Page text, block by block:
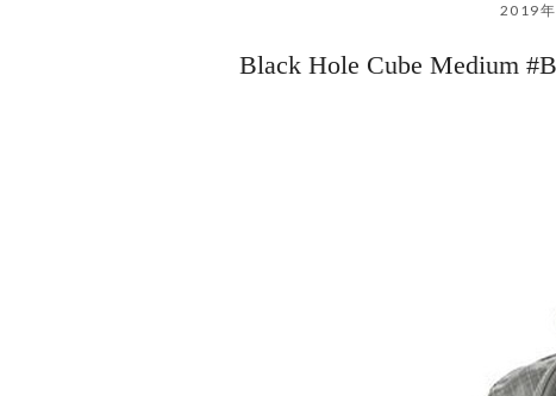
2019
Black Hole Cube Medium